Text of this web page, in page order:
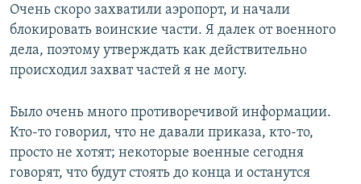
Очень скоро захватили аэропорт, и начали
блокировать воинские части. Я далек от военного
дела, поэтому утверждать как действительно
происходил захват частей я не могу.
Было очень много противоречивой информации.
Кто-то говорил, что не давали приказа, кто-то,
просто не хотят; некоторые военные сегодня
говорят, что будут стоять до конца и останутся